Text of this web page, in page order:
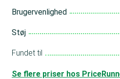
Brugervenlighed
Støj
Fundet til
Se flere priser hos